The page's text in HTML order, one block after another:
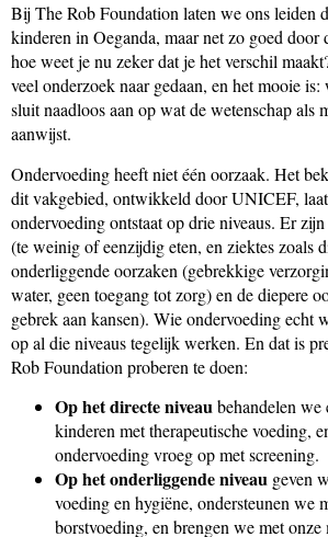
Bij The Rob Foundation laten we ons leiden
kinderen in Oeganda, maar net zo goed door
hoe weet je nu zeker dat je het verschil
veel onderzoek naar gedaan, en het mooie
sluit naadloos aan op wat de wetenschap als
aanwijst.
Ondervoeding heeft niet één oorzaak. Het
dit vakgebied, ontwikkeld door UNICEF,
ondervoeding ontstaat op drie niveaus. Er
(te weinig of eenzijdig eten, en ziektes zoals
onderliggende oorzaken (gebrekkige
water, geen toegang tot zorg) en de diepere
gebrek aan kansen). Wie ondervoeding echt
op al die niveaus tegelijk werken. En dat is
Rob Foundation proberen te doen:
Op het directe niveaubehandelen we
kinderen met therapeutische voeding,
ondervoeding vroeg op met screening.
Op het onderliggende niveau geven
voeding en hygiëne, ondersteunen we
borstvoeding, en brengen we met